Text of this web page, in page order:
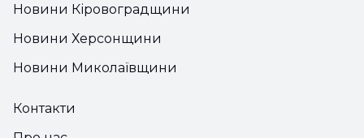
Новини Кіровоградщини
Новини Херсонщини
Новини Миколаївщини
Контакти